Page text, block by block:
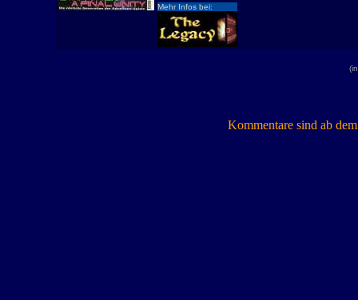
Mehr Infos bei:
Kommentare sind ab